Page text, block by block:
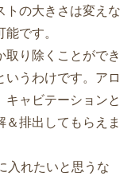
トの大きさは変えな
です。
り除くことができ
うわけです。アロ
ャビテーションと
排出してもらえま
入れたいと思うな